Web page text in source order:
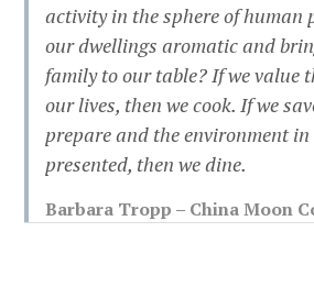
activity in the sphere of human
our dwellings aromatic and
family to our table? If we value
our lives, then we cook. If we
prepare and the environment
presented, then we dine.
Barbara Tropp – China Moon